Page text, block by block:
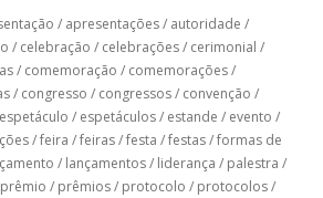
/ apresentações/ autoridade /
/ celebração / celebrações/ cerimonial /
/ comemoração / comemorações/
/ congresso / congressos/ convenção /
espetáculo / espetáculos/ estande / evento /
/feira /feiras/festa /festas/formas de
/ lançamentos/ liderança / palestra /
prêmio / prêmios/ protocolo / protocolos/